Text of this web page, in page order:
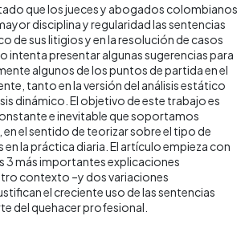
que los jueces y abogados colombianos
disciplina y regularidad las sentencias
de sus litigios y en la resolución de casos
intenta presentar algunas sugerencias para
algunos de los puntos de partida en el
tanto en la versión del análisis estático
dinámico. El objetivo de este trabajo es
e inevitable que soportamos
el sentido de teorizar sobre el tipo de
en la práctica diaria. El artículo empieza con
3 más importantes explicaciones
contexto –y dos variaciones
el creciente uso de las sentencias
del quehacer profesional.